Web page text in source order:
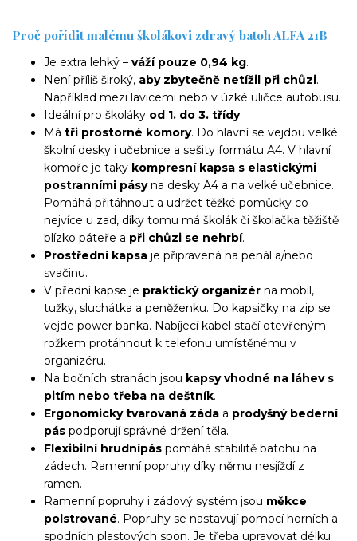
Proč pořídit malému školákovi zdravý batoh ALFA 21B
Je extra lehký – váží pouze 0,94 kg.
Není příliš široký, aby zbytečně netížil při chůzi.
Například mezi lavicemi nebo v úzké uličce autobusu.
Ideální pro školáky od 1. do 3. třídy.
Má tři prostorné komory. Do hlavní se vejdou velké
školní desky i učebnice a sešity formátu A4. V hlavní
komoře je taky kompresní kapsa s elastickými
postranními pásyna desky A4 a na velké učebnice.
Pomáhá přitáhnout a udržet těžké pomůcky co
nejvíce u zad, díky tomu má školák či školačka těžiště
blízko páteře a při chůzi se nehrbí.
Prostřední kapsa je připravená na penál a/nebo
svačinu.
V přední kapse je praktický organizér na mobil,
tužky, sluchátka a peněženku. Do kapsičky na zip se
vejde power banka. Nabíjecí kabel stačí otevřeným
rožkem protáhnout k telefonu umístěnému v
organizéru.
Na bočních stranách jsou kapsy vhodné na láhev s
pitím nebo třeba na deštník.
Ergonomicky tvarovaná záda a prodyšný bederní
pás podporují správné držení těla.
Flexibilní hrudnípás pomáhá stabilitě batohu na
zádech. Ramenní popruhy díky němu nesjíždí z
ramen.
Ramenní popruhy i zádový systém jsou měkce
polstrované. Popruhy se nastavují pomocí horních a
spodních plastových spon. Je třeba upravovat délku